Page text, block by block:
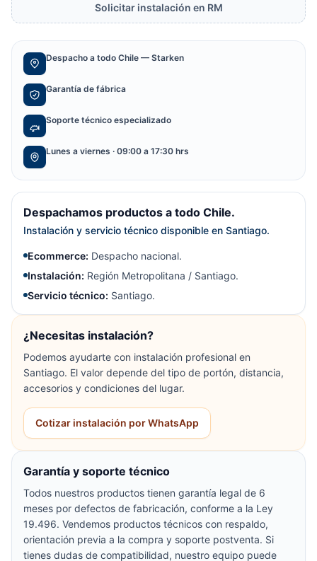
Solicitar instalación en RM
Despacho a todo Chile — Starken
Garantía de fábrica
Soporte técnico especializado
Lunes a viernes · 09:00 a 17:30 hrs
Despachamos productos a todo Chile.
Instalación y servicio técnico disponible en Santiago.
Ecommerce: Despacho nacional.
Instalación: Región Metropolitana / Santiago.
Servicio técnico: Santiago.
¿Necesitas instalación?
Podemos ayudarte con instalación profesional en
Santiago. El valor depende del tipo de portón, distancia,
accesorios y condiciones del lugar.
Cotizar instalación por WhatsApp
Garantía y soporte técnico
Todos nuestros productos tienen garantía legal de 6
meses por defectos de fabricación, conforme a la Ley
19.496. Vendemos productos técnicos con respaldo,
orientación previa a la compra y soporte postventa. Si
tienes dudas de compatibilidad, nuestro equipo puede